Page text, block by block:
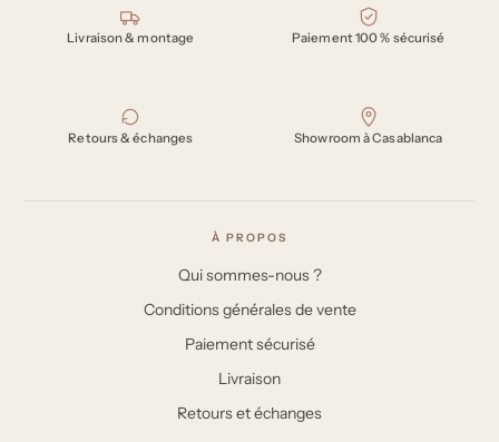
Nos engagements
Livraison & montage Paiement 100 % sécurisé
Retours & échanges Showroom à Casablanca
À PROPOS
Qui sommes-nous ?
Conditions générales de vente
Paiement sécurisé
Livraison
Retours et échanges